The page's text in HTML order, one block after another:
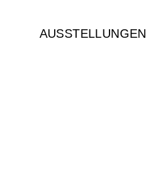
AUSSTELLUNGEN